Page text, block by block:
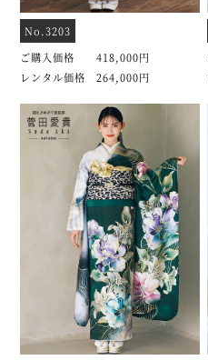
No.3203
ご購入価格 418,000円
レンタル価格 264,000円